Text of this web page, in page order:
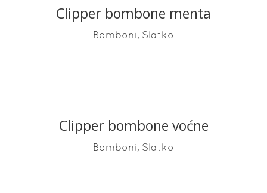
READ MORE
Clipper bombone menta
Bomboni, Slatko
READ MORE
Clipper bombone voćne
Bomboni, Slatko